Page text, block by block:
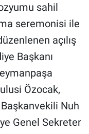
sahil
seremonisi ile
açılış
Başkanı
Özocak,
Nuh
Genel Sekreter